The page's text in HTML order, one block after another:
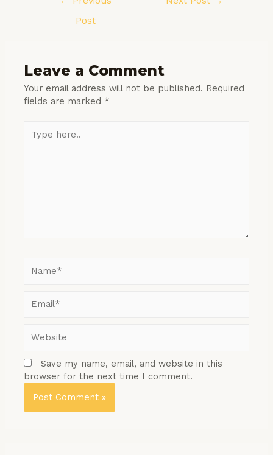
Post
Leave a Comment
Your email address will not be published. Required
fields are marked *
here..
Save my name, email, and website in this
browser for the next time I comment.